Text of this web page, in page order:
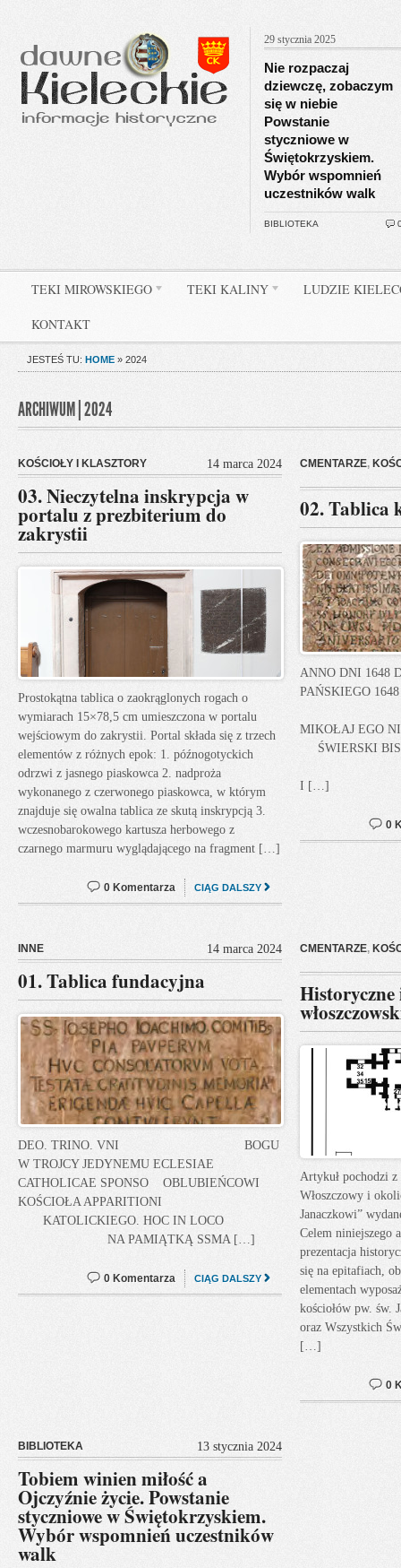
29 stycznia 2025
Nie rozpaczaj
dziewczę, zobaczym
się w niebie
Powstanie
styczniowe w
Świętokrzyskiem.
Wybór wspomnień
uczestników walk
BIBLIOTEKA
TEKI MIROWSKIEGO TEKI KALINY LUDZIE
KONTAKT
JESTEŚ TU: HOME » 2024
ARCHIWUM | 2024
KOŚCIOŁY I KLASZTORY 14 marca 2024
03. Nieczytelna inskrypcja w
portalu z prezbiterium do
zakrystii
Prostokątna tablica o zaokrąglonych rogach o
wymiarach 15×78,5 cm umieszczona w portalu
wejściowym do zakrystii. Portal składa się z trzech
elementów z różnych epok: 1. późnogotyckich
odrzwi z jasnego piaskowca 2. nadproża
wykonanego z czerwonego piaskowca, w którym
znajduje się owalna tablica ze skutą inskrypcją 3.
wczesnobarokowego kartusza herbowego z
czarnego marmuru wyglądającego na fragment […]
CIĄG DALSZY
0 Komentarza
CMENTARZE,
02. Tablica
ANNO DNI
PAŃSKIEGO
MIKOŁAJ EGO
ŚWIERSKI
I […]
0
INNE 14 marca 2024
01. Tablica fundacyjna
DEO. TRINO. VNI BOGU
W TROJCY JEDYNEMU ECLESIAE
CATHOLICAE SPONSO OBLUBIEŃCOWI
KOŚCIOŁA APPARITIONI
KATOLICKIEGO. HOC IN LOCO
NA PAMIĄTKĄ SSMA […]
CIĄG DALSZY
0 Komentarza
CMENTARZE,
Artykuł pochodzi
Włoszczowy i
Janaczkowi”
Celem niniejszego
prezentacja
się na epitafiach,
elementach
kościołów pw. św.
oraz Wszystkich
[…]
0
BIBLIOTEKA 13 stycznia 2024
Tobiem winien miłość a
Ojczyźnie życie. Powstanie
styczniowe w Świętokrzyskiem.
Wybór wspomnień uczestników
walk